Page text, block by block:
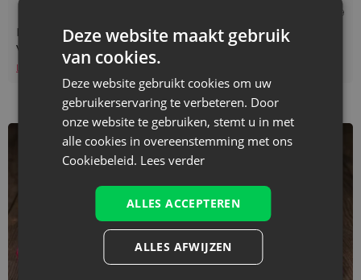
10/01/2019
Hoe verpak je op een unieke manier een
valentijnsgeschenk voor jouw geliefde?
Lees verder
Deze website maakt gebruik
van cookies.
Deze website gebruikt cookies om uw
gebruikerservaring te verbeteren. Door
onze website te gebruiken, stemt u in met
alle cookies in overeenstemming met ons
Cookiebeleid. Lees verder
ALLES ACCEPTEREN
ALLES AFWIJZEN